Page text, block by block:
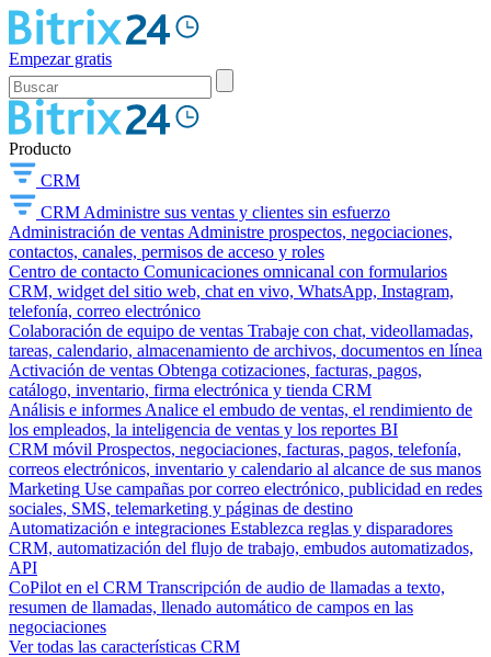
Empezar gratis
Producto
CRM
CRM Administre sus ventas y clientes sin esfuerzo
Administración de ventas Administre prospectos, negociaciones,
contactos, canales, permisos de acceso y roles
Centro de contacto Comunicaciones omnicanal con formularios
CRM, widget del sitio web, chat en vivo, WhatsApp, Instagram,
telefonía, correo electrónico
Colaboración de equipo de ventas Trabaje con chat, videollamadas,
tareas, calendario, almacenamiento de archivos, documentos en línea
Activación de ventas Obtenga cotizaciones, facturas, pagos,
catálogo, inventario, firma electrónica y tienda CRM
Análisis e informes Analice el embudo de ventas, el rendimiento de
los empleados, la inteligencia de ventas y los reportes BI
CRM móvil Prospectos, negociaciones, facturas, pagos, telefonía,
correos electrónicos, inventario y calendario al alcance de sus manos
Marketing Use campañas por correo electrónico, publicidad en redes
sociales, SMS, telemarketing y páginas de destino
Automatización e integraciones Establezca reglas y disparadores
CRM, automatización del flujo de trabajo, embudos automatizados,
API
CoPilot en el CRM Transcripción de audio de llamadas a texto,
resumen de llamadas, llenado automático de campos en las
negociaciones
Ver todas las características CRM